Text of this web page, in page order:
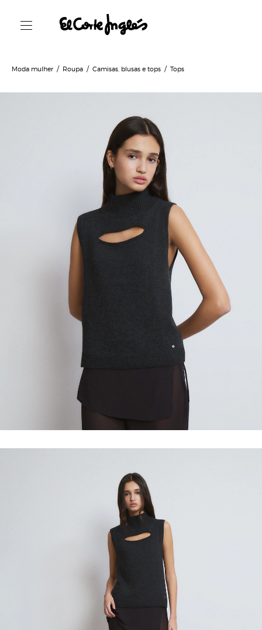
Moda mulher Roupa Camisas, blusas e tops Tops